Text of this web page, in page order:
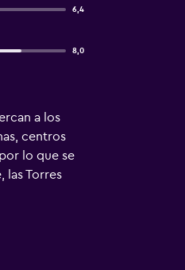
6,4
8,0
a los
centros
lo que se
las Torres
apartotel. El
con